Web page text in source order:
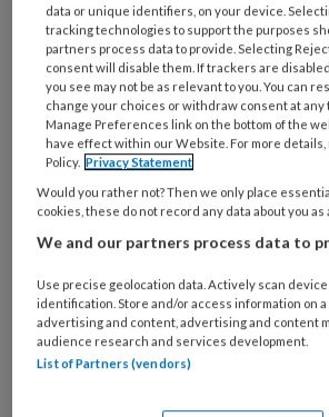
data or unique identifiers, on your device.
tracking technologies to support the purposes
partners process data to provide. Selecting
consent will disable them. If trackers are
you see may not be as relevant to you. You can
change your choices or withdraw consent at any
Manage Preferences link on the bottom of the
have effect within our Website. For more
Policy. Privacy Statement
Would you rather not? Then we only place
cookies, these do not record any data about you as
We and our partners process data to
Use precise geolocation data. Actively scan
identification. Store and/or access information on
advertising and content, advertising and content
audience research and services development.
List of Partners (vendors)